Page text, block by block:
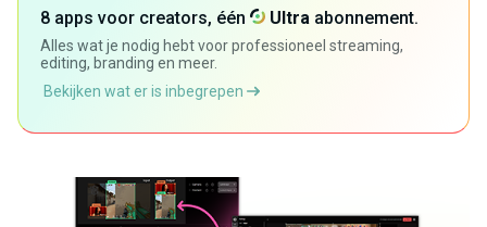
8 apps voor creators, één Ultra abonnement.
Alles wat je nodig hebt voor professioneel streaming,
editing, branding en meer.
Bekijken wat er is inbegrepen